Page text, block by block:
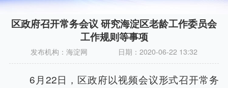
区政府召开常务会议 研究海淀区老龄工作委员会
工作规则等事项
发布机构：海淀网 日期： 2020-06-22 13:32
6月22日，区政府以视频会议形式召开常务